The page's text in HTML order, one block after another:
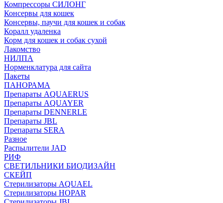
Компрессоры СИЛОНГ
Консервы для кошек
Консервы, паучи для кошек и собак
Коралл удаленка
Корм для кошек и собак сухой
Лакомство
НИЛПА
Норменклатура для сайта
Пакеты
ПАНОРАМА
Препараты AQUAERUS
Препараты AQUAYER
Препараты DENNERLE
Препараты JBL
Препараты SERA
Разное
Распылители JAD
РИФ
СВЕТИЛЬНИКИ БИОДИЗАЙН
СКЕЙП
Стерилизаторы AQUAEL
Стерилизаторы HOPAR